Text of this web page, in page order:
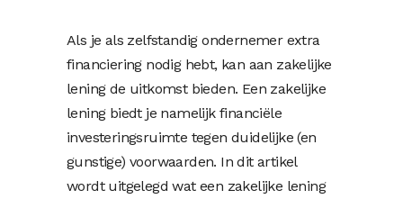
Als je als zelfstandig ondernemer extra
financiering nodig hebt, kan aan zakelijke
lening de uitkomst bieden. Een zakelijke
lening biedt je namelijk financiële
investeringsruimte tegen duidelijke (en
gunstige) voorwaarden. In dit artikel
wordt uitgelegd wat een zakelijke lening